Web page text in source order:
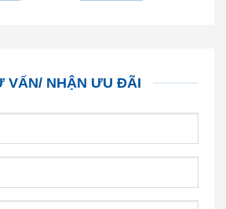
VẤN/ NHẬN ƯU ĐÃI